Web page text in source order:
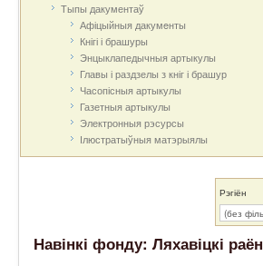
Тыпы дакументаў
Афіцыйныя дакумeнты
Кнігі і брашуры
Энцыклапедычныя артыкулы
Главы і раздзелы з кніг і брашур
Часопісныя артыкулы
Газетныя артыкулы
Электронныя рэсурсы
Ілюстратыўныя матэрыялы
Рэгіён
Навінкі фонду: Ляхавіцкі раён